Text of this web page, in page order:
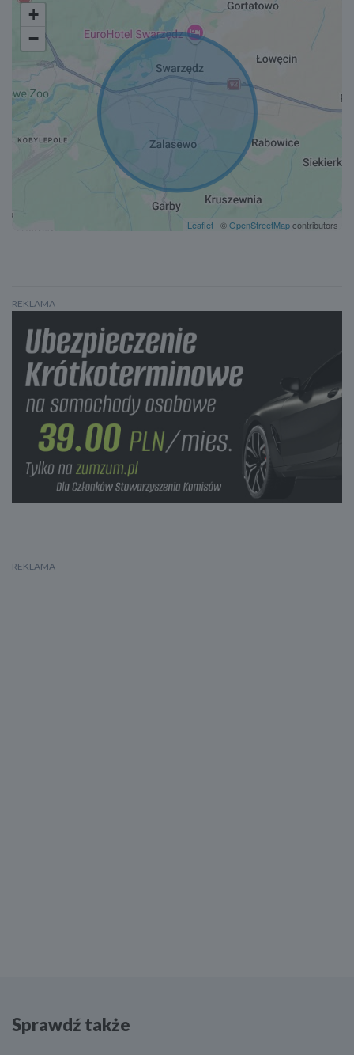
+
−
Leaflet | ©OpenStreetMapcontributors
REKLAMA
Sprawdź także